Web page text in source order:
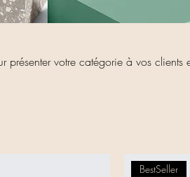
votre catégorie à vos clients
BestSeller